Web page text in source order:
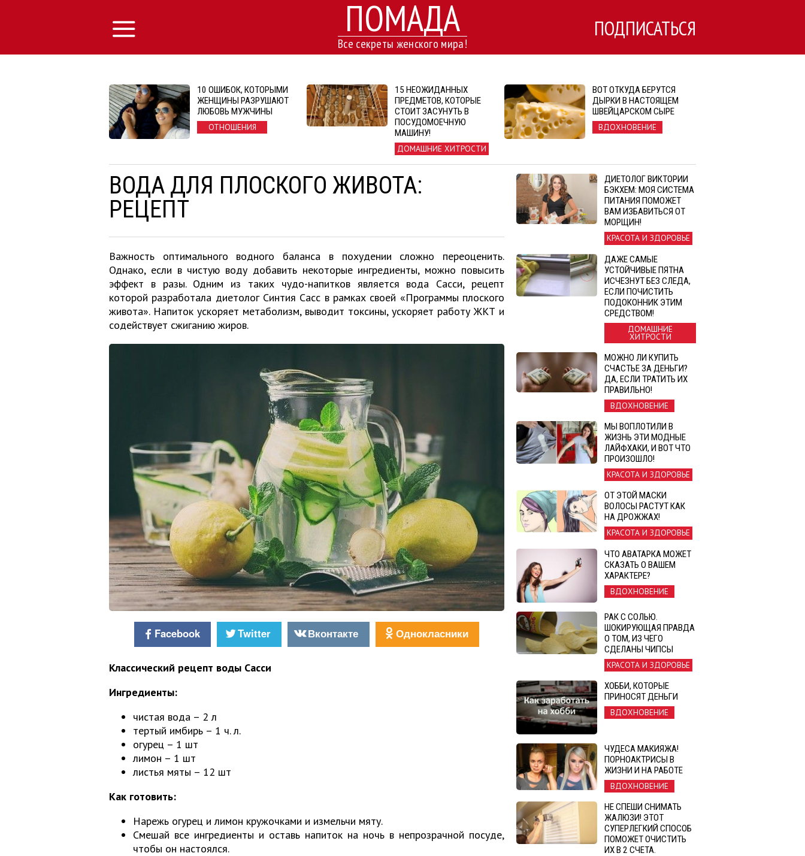
ПОМАДА
Все секреты женского мира!
ПОДПИСАТЬСЯ
10 ОШИБОК, КОТОРЫМИ
ЖЕНЩИНЫ РАЗРУШАЮТ
ЛЮБОВЬ МУЖЧИНЫ
ОТНОШЕНИЯ
15 НЕОЖИДАННЫХ
ПРЕДМЕТОВ, КОТОРЫЕ
СТОИТ ЗАСУНУТЬ В
ПОСУДОМОЕЧНУЮ
МАШИНУ!
ДОМАШНИЕ ХИТРОСТИ
ВОТ ОТКУДА БЕРУТСЯ
ДЫРКИ В НАСТОЯЩЕМ
ШВЕЙЦАРСКОМ СЫРЕ
ВДОХНОВЕНИЕ
ВОДА ДЛЯ ПЛОСКОГО ЖИВОТА:
РЕЦЕПТ
Важность оптимального водного баланса в похудении сложно переоценить.
Однако, если в чистую воду добавить некоторые ингредиенты, можно повысить
эффект в разы. Одним из таких чудо-напитков является вода Сасси, рецепт
которой разработала диетолог Синтия Сасс в рамках своей «Программы плоского
живота». Напиток ускоряет метаболизм, выводит токсины, ускоряет работу ЖКТ и
содействует сжиганию жиров.
Facebook Twitter Вконтакте Однокласники
Классический рецепт воды Сасси
Ингредиенты:
чистая вода – 2 л
тертый имбирь – 1 ч. л.
огурец – 1 шт
лимон – 1 шт
листья мяты – 12 шт
Как готовить:
Нарежь огурец и лимон кружочками и измельчи мяту.
Смешай все ингредиенты и оставь напиток на ночь в непрозрачной посуде,
чтобы он настоялся.
ДИЕТОЛОГ ВИКТОРИИ
БЭКХЕМ: МОЯ СИСТЕМА
ПИТАНИЯ ПОМОЖЕТ
ВАМ ИЗБАВИТЬСЯ ОТ
МОРЩИН!
КРАСОТА И ЗДОРОВЬЕ
ДАЖЕ САМЫЕ
УСТОЙЧИВЫЕ ПЯТНА
ИСЧЕЗНУТ БЕЗ СЛЕДА,
ЕСЛИ ПОЧИСТИТЬ
ПОДОКОННИК ЭТИМ
СРЕДСТВОМ!
ДОМАШНИЕ
ХИТРОСТИ
МОЖНО ЛИ КУПИТЬ
СЧАСТЬЕ ЗА ДЕНЬГИ?
ДА, ЕСЛИ ТРАТИТЬ ИХ
ПРАВИЛЬНО!
ВДОХНОВЕНИЕ
МЫ ВОПЛОТИЛИ В
ЖИЗНЬ ЭТИ МОДНЫЕ
ЛАЙФХАКИ, И ВОТ ЧТО
ПРОИЗОШЛО!
КРАСОТА И ЗДОРОВЬЕ
ОТ ЭТОЙ МАСКИ
ВОЛОСЫ РАСТУТ КАК
НА ДРОЖЖАХ!
КРАСОТА И ЗДОРОВЬЕ
ЧТО АВАТАРКА МОЖЕТ
СКАЗАТЬ О ВАШЕМ
ХАРАКТЕРЕ?
ВДОХНОВЕНИЕ
РАК С СОЛЬЮ.
ШОКИРУЮЩАЯ ПРАВДА
О ТОМ, ИЗ ЧЕГО
СДЕЛАНЫ ЧИПСЫ
КРАСОТА И ЗДОРОВЬЕ
ХОББИ, КОТОРЫЕ
ПРИНОСЯТ ДЕНЬГИ
ВДОХНОВЕНИЕ
ЧУДЕСА МАКИЯЖА!
ПОРНОАКТРИСЫ В
ЖИЗНИ И НА РАБОТЕ
ВДОХНОВЕНИЕ
НЕ СПЕШИ СНИМАТЬ
ЖАЛЮЗИ! ЭТОТ
СУПЕРЛЕГКИЙ СПОСОБ
ПОМОЖЕТ ОЧИСТИТЬ
ИХ В 2 СЧЕТА.